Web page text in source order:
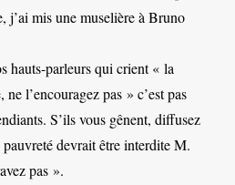
j’ai mis une muselière à Bruno
hauts-parleurs qui crient « la
l’encouragez pas » c’est pas
S’ils vous gênent, diffusez
devrait être interdite M.
pas ».